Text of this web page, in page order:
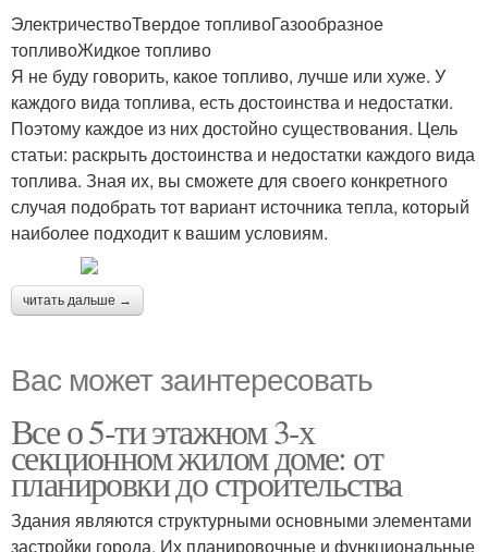
ЭлектричествоТвердое топливоГазообразное
топливоЖидкое топливо
Я не буду говорить, какое топливо, лучше или хуже. У
каждого вида топлива, есть достоинства и недостатки.
Поэтому каждое из них достойно существования. Цель
статьи: раскрыть достоинства и недостатки каждого вида
топлива. Зная их, вы сможете для своего конкретного
случая подобрать тот вариант источника тепла, который
наиболее подходит к вашим условиям.
читать дальше →
Вас может заинтересовать
Все о 5-ти этажном 3-х
секционном жилом доме: от
планировки до строительства
Здания являются структурными основными элементами
застройки города. Их планировочные и функциональные